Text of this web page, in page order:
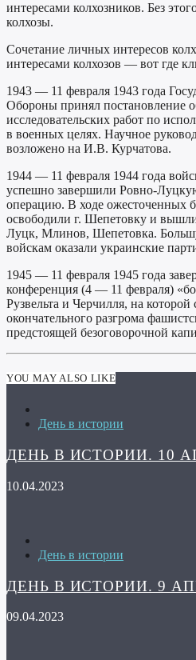
интересами колхозников. Без
колхозы.
Сочетание личных интересов
интересами колхозов — вот где
1943 — 11 февраля 1943 года
Обороны принял постановление
исследовательских работ по
в военных целях. Научное
возложено на И.В. Курчатова.
1944 — 11 февраля 1944 года
успешно завершили Ровно-
операцию. В ходе ожесточенных
освободили г. Шепетовку и
Луцк, Млинов, Шепетовка.
войскам оказали украинские
1945 — 11 февраля 1945 года
конференция (4 — 11 февраля)
Рузвельта и Черчилля, на
окончательного разгрома
предстоящей безоговорочной
YOU MAY ALSO LIKE
День в истории
ДЕНЬ В ИСТОРИИ. 10
10.04.2023
День в истории
ДЕНЬ В ИСТОРИИ. 9
09.04.2023